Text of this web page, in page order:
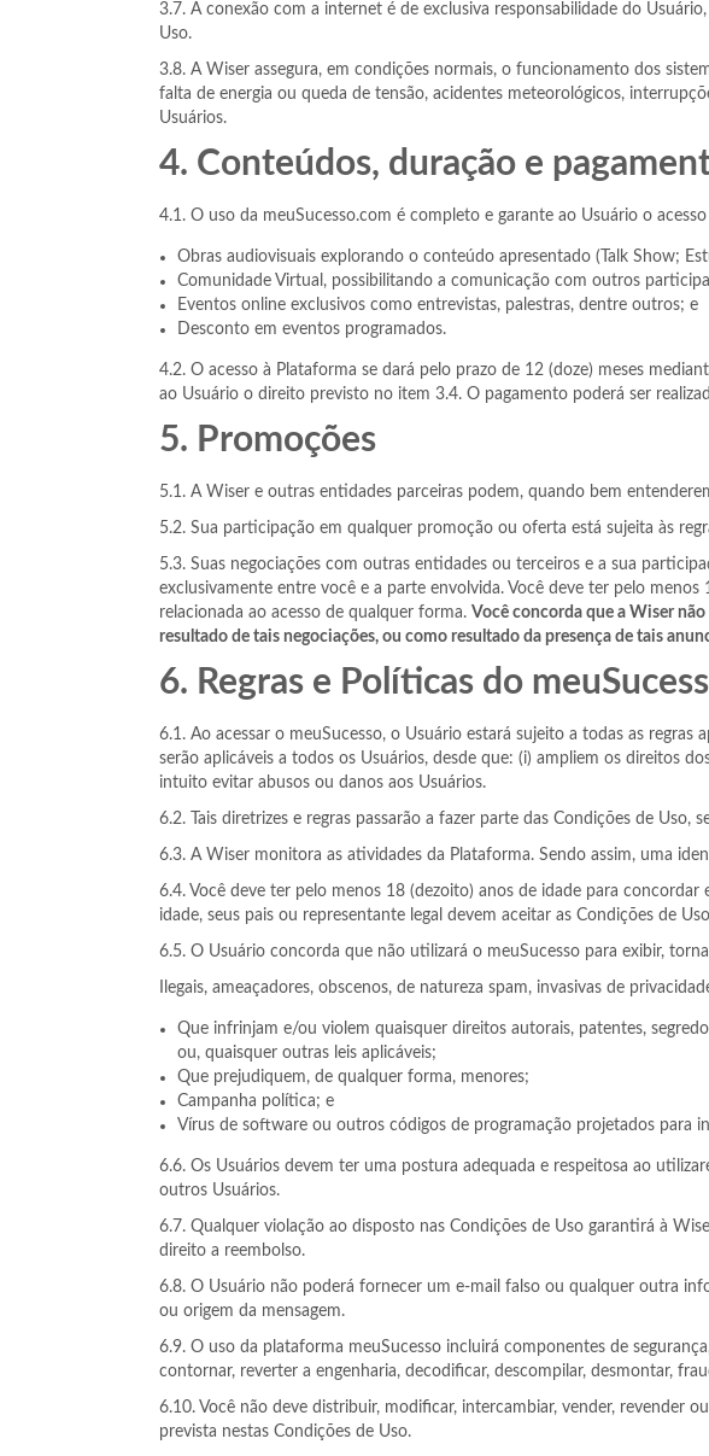
3.7. A conexão com a internet é de exclusiva responsabilidade do
Uso.
3.8. A Wiser assegura, em condições normais, o funcionamento dos
falta de energia ou queda de tensão, acidentes meteorológicos,
Usuários.
4. Conteúdos, duração e
4.1. O uso da meuSucesso.com é completo e garante ao Usuário o
Obras audiovisuais explorando o conteúdo apresentado (Talk Show;
Comunidade Virtual, possibilitando a comunicação com outros
Eventos online exclusivos como entrevistas, palestras, dentre outros; e
Desconto em eventos programados.
4.2. O acesso à Plataforma se dará pelo prazo de 12 (doze) meses
ao Usuário o direito previsto no item 3.4. O pagamento poderá ser
5. Promoções
5.1. A Wiser e outras entidades parceiras podem, quando bem
5.2. Sua participação em qualquer promoção ou oferta está sujeita às
5.3. Suas negociações com outras entidades ou terceiros e a sua
exclusivamente entre você e a parte envolvida. Você deve ter pelo
relacionada ao acesso de qualquer forma. Você concorda que a Wiser
resultado de tais negociações, ou como resultado da presença de tais
6. Regras e Políticas do
6.1. Ao acessar o meuSucesso, o Usuário estará sujeito a todas as
serão aplicáveis a todos os Usuários, desde que: (i) ampliem os direitos
intuito evitar abusos ou danos aos Usuários.
6.2. Tais diretrizes e regras passarão a fazer parte das Condições de
6.3. A Wiser monitora as atividades da Plataforma. Sendo assim, uma
6.4. Você deve ter pelo menos 18 (dezoito) anos de idade para
idade, seus pais ou representante legal devem aceitar as Condições de
6.5. O Usuário concorda que não utilizará o meuSucesso para exibir,
Ilegais, ameaçadores, obscenos, de natureza spam, invasivas de
Que infrinjam e/ou violem quaisquer direitos autorais, patentes,
ou, quaisquer outras leis aplicáveis;
Que prejudiquem, de qualquer forma, menores;
Campanha política; e
Vírus de software ou outros códigos de programação projetados para
6.6. Os Usuários devem ter uma postura adequada e respeitosa ao
outros Usuários.
6.7. Qualquer violação ao disposto nas Condições de Uso garantirá à
direito a reembolso.
6.8. O Usuário não poderá fornecer um e-mail falso ou qualquer outra
ou origem da mensagem.
6.9. O uso da plataforma meuSucesso incluirá componentes de
contornar, reverter a engenharia, decodificar, descompilar, desmontar,
6.10. Você não deve distribuir, modificar, intercambiar, vender, revender
prevista nestas Condições de Uso.